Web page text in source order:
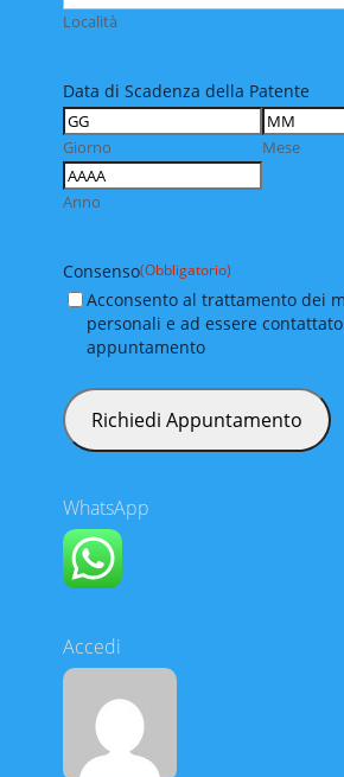
Località
Data di Scadenza della Patente
Giorno Mese
Anno
Consenso(Obbligatorio)
Acconsento al trattamento dei
personali e ad essere
appuntamento
WhatsApp
Accedi